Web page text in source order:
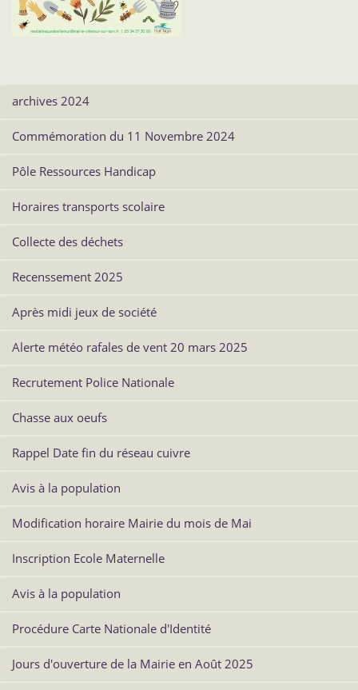
archives 2024
Commémoration du 11 Novembre 2024
Pôle Ressources Handicap
Horaires transports scolaire
Collecte des déchets
Recenssement 2025
Après midi jeux de société
Alerte météo rafales de vent 20 mars 2025
Recrutement Police Nationale
Chasse aux oeufs
Rappel Date fin du réseau cuivre
Avis à la population
Modification horaire Mairie du mois de Mai
Inscription Ecole Maternelle
Avis à la population
Procédure Carte Nationale d'Identité
Jours d'ouverture de la Mairie en Août 2025